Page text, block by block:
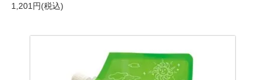
1,201円(税込)